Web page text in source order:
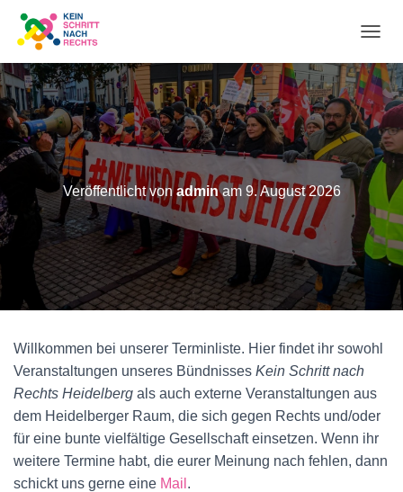
A
V
I
G
A
I
O
U
M
Veröffentlicht vonadminam 9. August 2026
Willkommen bei unserer Terminliste. Hier findet ihr sowohl
Veranstaltungen unseres Bündnisses Kein Schritt nach
Rechts Heidelberg als auch externe Veranstaltungen aus
dem Heidelberger Raum, die sich gegen Rechts und/oder
für eine bunte vielfältige Gesellschaft einsetzen. Wenn ihr
weitere Termine habt, die eurer Meinung nach fehlen, dann
schickt uns gerne eine Mail .